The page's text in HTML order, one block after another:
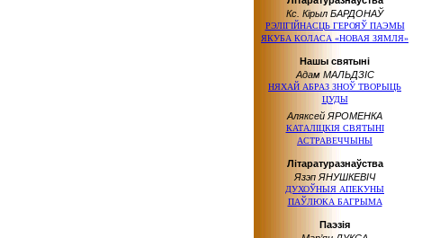
Кс. Кірыл БАРДОНАЎ
РЭЛІГІЙНАСЦЬ ГЕРОЯЎ ПАЭМЫ
ЯКУБА КОЛАСА «НОВАЯ ЗЯМЛЯ»
Нашы святыні
Адам МАЛЬДЗІС
НЯХАЙ АБРАЗ ЗНОЎ ТВОРЫЦЬ
ЦУДЫ
Аляксей ЯРОМЕНКА
КАТАЛІЦКІЯ СВЯТЫНІ
АСТРАВЕЧЧЫНЫ
Літаратуразнаўства
Язэп ЯНУШКЕВІЧ
ДУХОЎНЫЯ АПЕКУНЫ
ПАЎЛЮКА БАГРЫМА
Паэзія